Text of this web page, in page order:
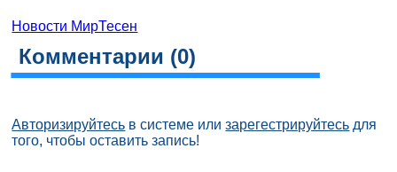
Новости МирТесен
Комментарии (0)
Авторизируйтесь в системе илизарегестрируйтесь для
того, чтобы оставить запись!